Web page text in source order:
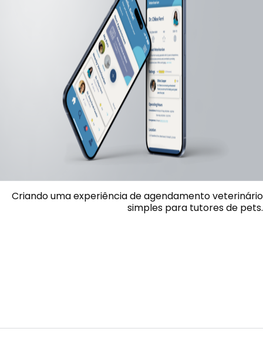
Criando uma experiência de agendamento veterinário
simples para tutores de pets.